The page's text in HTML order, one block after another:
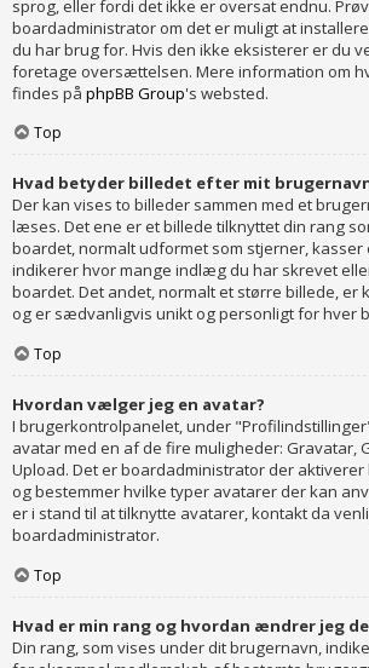
sprog, eller fordi det ikke er oversat endnu.
boardadministrator om det er muligt at
du har brug for. Hvis den ikke eksisterer er du
foretage oversættelsen. Mere information om
findes på phpBB Group's websted.
Top
Hvad betyder billedet efter mit
Der kan vises to billeder sammen med et
læses. Det ene er et billede tilknyttet din rang
boardet, normalt udformet som stjerner, kasser
indikerer hvor mange indlæg du har skrevet
boardet. Det andet, normalt et større billede, er
og er sædvanligvis unikt og personligt for hver
Top
Hvordan vælger jeg en avatar?
I brugerkontrolpanelet, under
avatar med en af de fire muligheder: Gravatar,
Upload. Det er boardadministrator der
og bestemmer hvilke typer avatarer der kan
er i stand til at tilknytte avatarer, kontakt da
boardadministrator.
Top
Hvad er min rang og hvordan ændrer jeg
Din rang, som vises under dit brugernavn,